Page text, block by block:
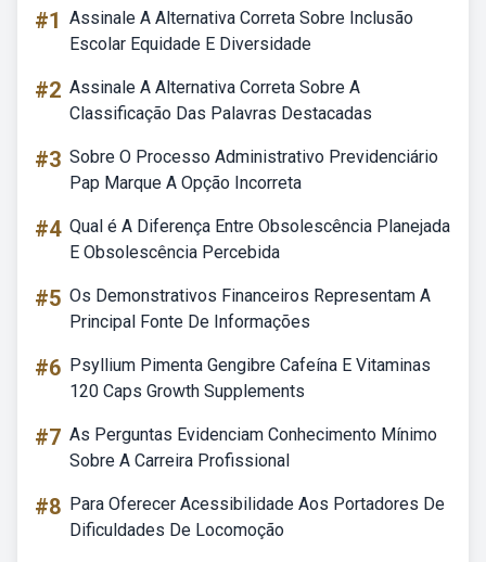
#1 Assinale A Alternativa Correta Sobre Inclusão
Escolar Equidade E Diversidade
#2 Assinale A Alternativa Correta Sobre A
Classificação Das Palavras Destacadas
#3 Sobre O Processo Administrativo Previdenciário
Pap Marque A Opção Incorreta
#4 Qual é A Diferença Entre Obsolescência Planejada
E Obsolescência Percebida
#5 Os Demonstrativos Financeiros Representam A
Principal Fonte De Informações
#6 Psyllium Pimenta Gengibre Cafeína E Vitaminas
120 Caps Growth Supplements
#7 As Perguntas Evidenciam Conhecimento Mínimo
Sobre A Carreira Profissional
#8 Para Oferecer Acessibilidade Aos Portadores De
Dificuldades De Locomoção